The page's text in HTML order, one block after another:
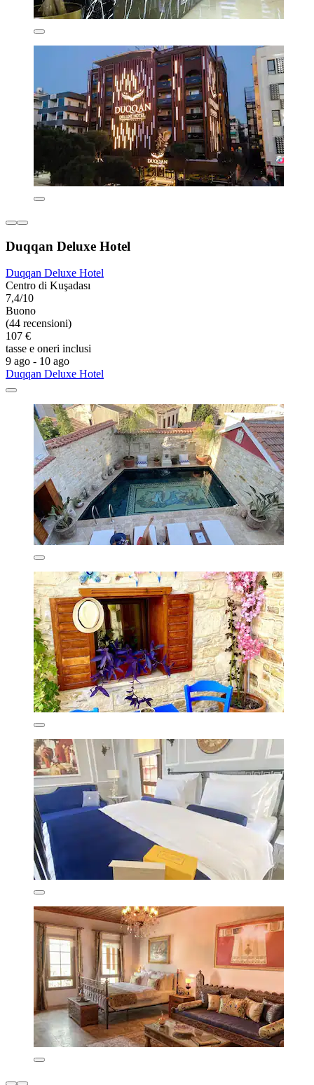
Duqqan Deluxe Hotel
Duqqan Deluxe Hotel
Centro di Kuşadası
7,4/10
Buono
(44 recensioni)
107 €
tasse e oneri inclusi
9 ago - 10 ago
Duqqan Deluxe Hotel